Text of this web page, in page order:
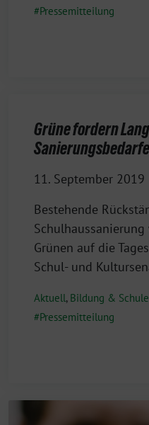
Pressemitteilung
Grüne fordern
11. September 2019
Bestehende
Grünen auf die
Schul- und
Aktuell, Bildung & Schule
Pressemitteilung